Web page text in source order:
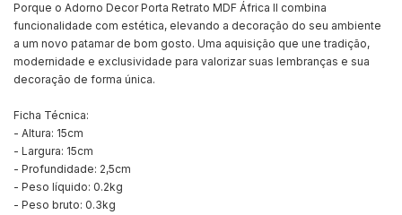
Porque o Adorno Decor Porta Retrato MDF África II combina
funcionalidade com estética, elevando a decoração do seu ambiente
a um novo patamar de bom gosto. Uma aquisição que une tradição,
modernidade e exclusividade para valorizar suas lembranças e sua
decoração de forma única.
Ficha Técnica:
- Altura: 15cm
- Largura: 15cm
- Profundidade: 2,5cm
- Peso líquido: 0.2kg
- Peso bruto: 0.3kg